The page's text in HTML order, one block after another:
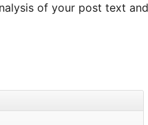
of your post text